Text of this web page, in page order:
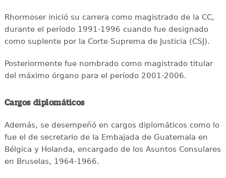
Rhormoser inició su carrera como magistrado de la CC,
durante el período 1991-1996 cuando fue designado
como suplente por la Corte Suprema de Justicia (CSJ).
Posteriormente fue nombrado como magistrado titular
del máximo órgano para el período 2001-2006.
Cargos diplomáticos
Además, se desempeñó en cargos diplomáticos como lo
fue el de secretario de la Embajada de Guatemala en
Bélgica y Holanda, encargado de los Asuntos Consulares
en Bruselas, 1964-1966.